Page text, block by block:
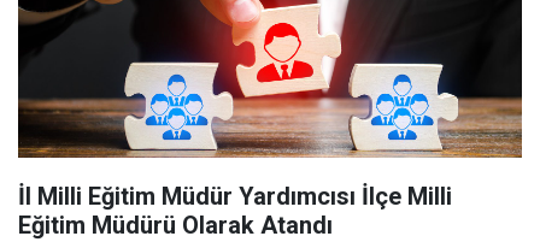
İl Milli Eğitim Müdür Yardımcısı İlçe Milli
Eğitim Müdürü Olarak Atandı